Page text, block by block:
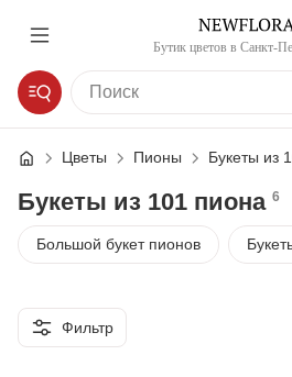
Бутик цветов в Санкт-
Цветы Пионы Букеты из
Букеты из 101 пиона 6
Большой букет пионов
Фильтр